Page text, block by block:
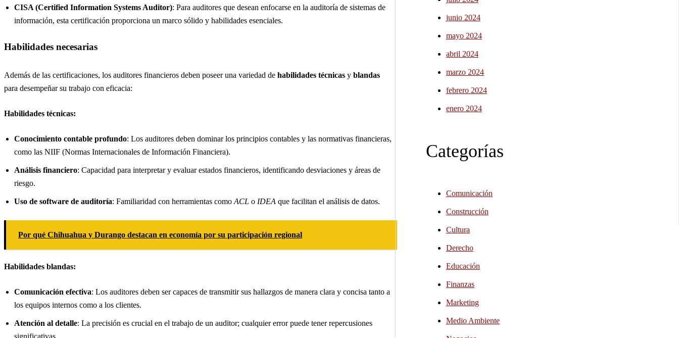
CISA (Certified Information Systems Auditor): Para auditores que desean enfocarse en la auditoría de sistemas de
información, esta certificación proporciona un marco sólido y habilidades esenciales.
Habilidades necesarias
Además de las certificaciones, los auditores financieros deben poseer una variedad de habilidades técnicas y blandas
para desempeñar su trabajo con eficacia:
Habilidades técnicas:
Conocimiento contable profundo: Los auditores deben dominar los principios contables y las normativas financieras,
como las NIIF (Normas Internacionales de Información Financiera).
Análisis financiero: Capacidad para interpretar y evaluar estados financieros, identificando desviaciones y áreas de
riesgo.
Uso de software de auditoría: Familiaridad con herramientas como ACL o IDEA que facilitan el análisis de datos.
Por qué Chihuahua y Durango destacan en economía por su participación regional
Habilidades blandas:
Comunicación efectiva: Los auditores deben ser capaces de transmitir sus hallazgos de manera clara y concisa tanto a
los equipos internos como a los clientes.
Atención al detalle: La precisión es crucial en el trabajo de un auditor; cualquier error puede tener repercusiones
junio 2024
mayo 2024
abril 2024
marzo 2024
febrero 2024
enero 2024
Categorías
Comunicación
Construcción
Cultura
Derecho
Educación
Finanzas
Marketing
Medio Ambiente